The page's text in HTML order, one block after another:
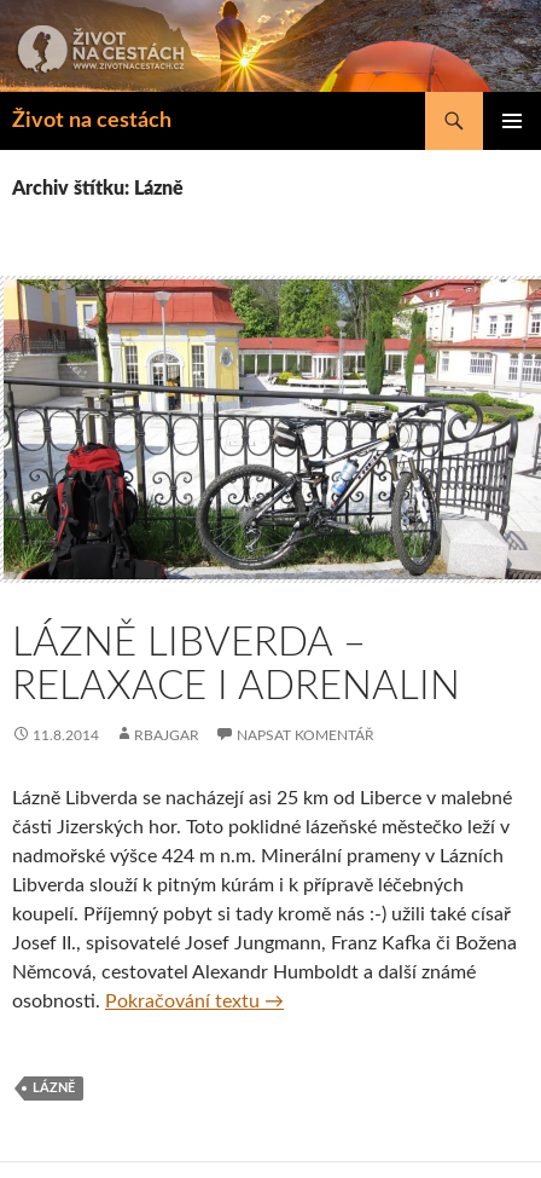
k
obsahu
Život na cestách
Hledat
Archiv štítku: Lázně
LÁZNĚ LIBVERDA –
RELAXACE I ADRENALIN
11.8.2014 RBAJGAR NAPSAT KOMENTÁŘ
Lázně Libverda se nacházejí asi 25 km od Liberce v malebné
části Jizerských hor. Toto poklidné lázeňské městečko leží v
nadmořské výšce 424 m n.m. Minerální prameny v Lázních
Libverda slouží k pitným kúrám i k přípravě léčebných
koupelí. Příjemný pobyt si tady kromě nás :-) užili také císař
Josef II., spisovatelé Josef Jungmann, Franz Kafka či Božena
Němcová, cestovatel Alexandr Humboldt a další známé
osobnosti. Pokračování textu Lázně Libverda – relaxace i
→
LÁZNĚ